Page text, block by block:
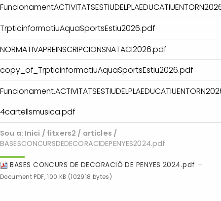
TrpticinformatiuAquaSportsEstiu2026.pdf
NORMATIVAPREINSCRIPCIONSNATACI2026.pdf
copy_of_TrpticinformatiuAquaSportsEstiu2026.pdf
4cartellsmusica.pdf
Sou a: Inici / fitxers2 / articles /
BASESCONCURSDEDECORACIDEPENYES2024.pdf
BASES CONCURS DE DECORACIÓ DE PENYES 2024.pdf —
Document PDF, 100 KB (102918 bytes)